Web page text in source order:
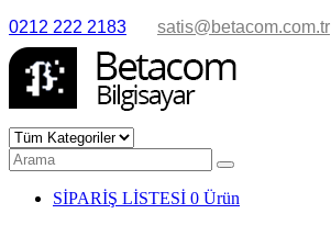
0212 222 2183 satis@betacom.com.tr
SİPARİŞ LİSTESİ 0 Ürün